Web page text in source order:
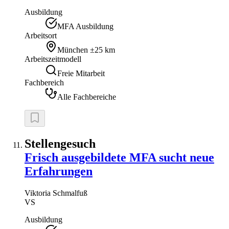
Ausbildung
MFA Ausbildung
Arbeitsort
München ±25 km
Arbeitszeitmodell
Freie Mitarbeit
Fachbereich
Alle Fachbereiche
Stellengesuch
Frisch ausgebildete MFA sucht neue
Erfahrungen
Viktoria Schmalfuß
VS
Ausbildung